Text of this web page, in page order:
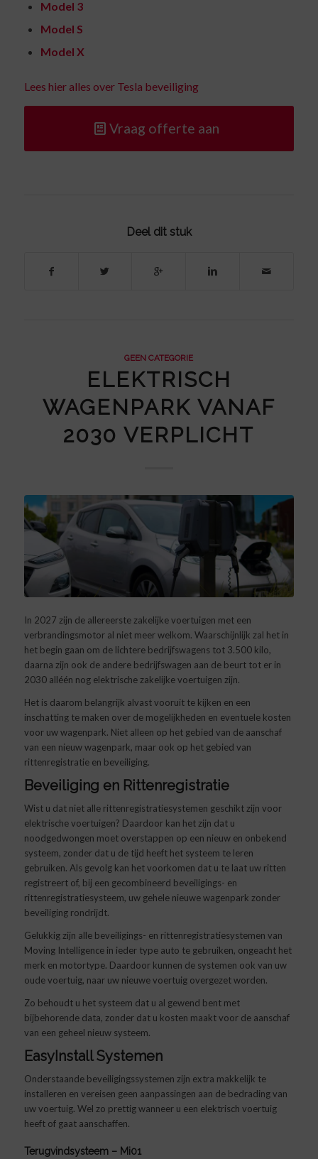
Model 3
Model S
Model X
Lees hier alles over Tesla beveiliging
Vraag offerte aan
Deel dit stuk
GEEN CATEGORIE
ELEKTRISCH
WAGENPARK VANAF
2030 VERPLICHT
In 2027 zijn de allereerste zakelijke voertuigen met een
verbrandingsmotor al niet meer welkom. Waarschijnlijk zal het in
het begin gaan om de lichtere bedrijfswagens tot 3.500 kilo,
daarna zijn ook de andere bedrijfswagen aan de beurt tot er in
2030 alléén nog elektrische zakelijke voertuigen zijn.
Het is daarom belangrijk alvast vooruit te kijken en een
inschatting te maken over de mogelijkheden en eventuele kosten
voor uw wagenpark. Niet alleen op het gebied van de aanschaf
van een nieuw wagenpark, maar ook op het gebied van
rittenregistratie en beveiliging.
Beveiliging en Rittenregistratie
Wist u dat niet alle rittenregistratiesystemen geschikt zijn voor
elektrische voertuigen? Daardoor kan het zijn dat u
noodgedwongen moet overstappen op een nieuw en onbekend
systeem, zonder dat u de tijd heeft het systeem te leren
gebruiken. Als gevolg kan het voorkomen dat u te laat uw ritten
registreert of, bij een gecombineerd beveiligings- en
rittenregistratiesysteem, uw gehele nieuwe wagenpark zonder
beveiliging rondrijdt.
Gelukkig zijn alle beveiligings- en rittenregistratiesystemen van
Moving Intelligence in ieder type auto te gebruiken, ongeacht het
merk en motortype. Daardoor kunnen de systemen ook van uw
oude voertuig, naar uw nieuwe voertuig overgezet worden.
Zo behoudt u het systeem dat u al gewend bent met
bijbehorende data, zonder dat u kosten maakt voor de aanschaf
van een geheel nieuw systeem.
EasyInstall Systemen
Onderstaande beveiligingssystemen zijn extra makkelijk te
installeren en vereisen geen aanpassingen aan de bedrading van
uw voertuig. Wel zo prettig wanneer u een elektrisch voertuig
heeft of gaat aanschaffen.
Terugvindsysteem – Mi01